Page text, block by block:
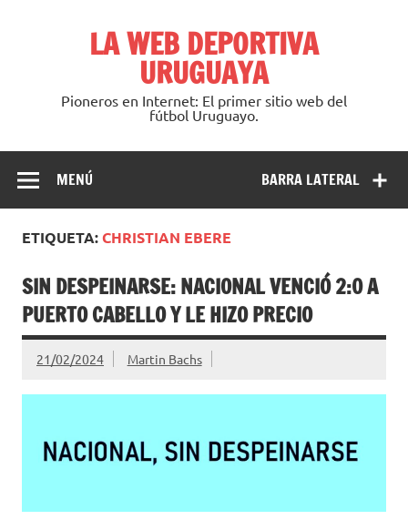
LA WEB DEPORTIVA
URUGUAYA
Pioneros en Internet: El primer sitio web del
fútbol Uruguayo.
BARRA LATERAL
MENÚ
ETIQUETA:CHRISTIAN EBERE
SIN DESPEINARSE: NACIONAL VENCIÓ 2:0 A
PUERTO CABELLO Y LE HIZO PRECIO
21/02/2024 Martin Bachs